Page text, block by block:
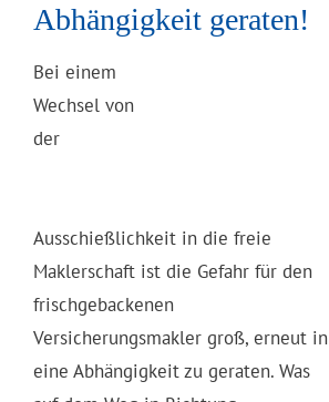
Abhängigkeit geraten!
Bei einem
Wechsel von
der
Ausschießlichkeit in die freie
Maklerschaft ist die Gefahr für den
frischgebackenen
Versicherungsmakler groß, erneut in
eine Abhängigkeit zu geraten. Was